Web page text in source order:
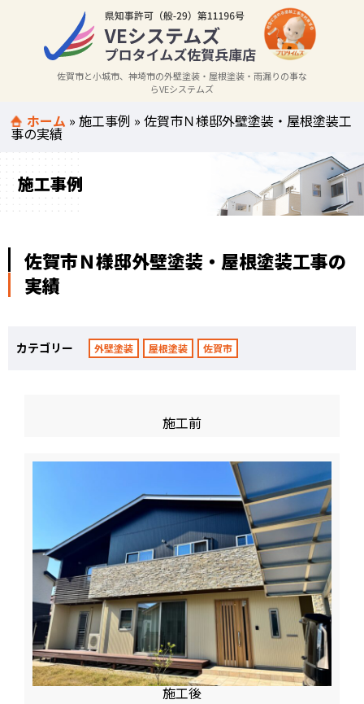
佐賀市と小城市、神埼市の外壁塗装・屋根塗装・雨漏りの事な
らVEシステムズ
ホーム »施工事例 »佐賀市Ｎ様邸外壁塗装・屋根塗装工
事の実績
施工事例
佐賀市Ｎ様邸外壁塗装・屋根塗装工事の
実績
カテゴリー 外壁塗装 屋根塗装 佐賀市
施工前
施工後